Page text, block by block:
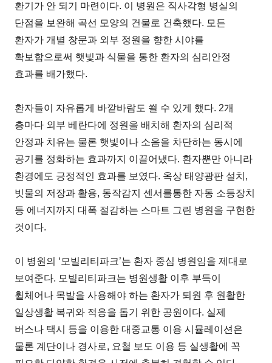
환기가 안 되기 마련이다. 이 병원은 직사각형 병실의
단점을 보완해 곡선 모양의 건물로 건축했다. 모든
환자가 개별 창문과 외부 정원을 향한 시야를
확보함으로써 햇빛과 식물을 통한 환자의 심리안정
효과를 배가했다.
환자들이 자유롭게 바깥바람도 쐴 수 있게 했다. 2개
층마다 외부 베란다에 정원을 배치해 환자의 심리적
안정과 치유는 물론 햇빛이나 소음을 차단하는 동시에
공기를 정화하는 효과까지 이끌어냈다. 환자뿐만 아니라
환경에도 긍정적인 효과를 보였다. 옥상 태양광판 설치,
빗물의 저장과 활용, 동작감지 센서를통한 자동 소등장치
등 에너지까지 대폭 절감하는 스마트 그린 병원을 구현한
것이다.
이 병원의 ‘모빌리티파크’는 환자 중심 병원임을 제대로
보여준다. 모빌리티파크는 병원생활 이후 부득이
휠체어나 목발을 사용해야 하는 환자가 퇴원 후 원활한
일상생활 복귀와 적응을 돕기 위한 공원이다. 실제
버스나 택시 등을 이용한 대중교통 이용 시뮬레이션은
물론 계단이나 경사로, 요철 보도 이용 등 실생활에 꼭